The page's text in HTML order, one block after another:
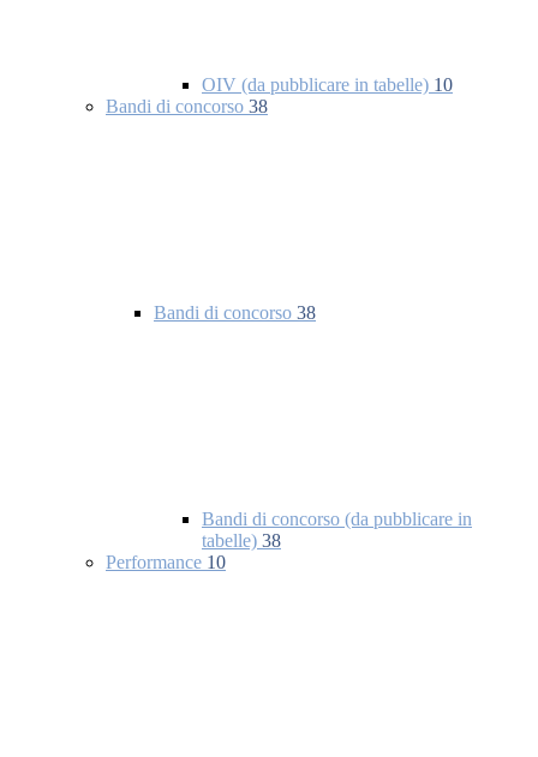
OIV (da pubblicare in tabelle) 10
Bandi di concorso 38
Bandi di concorso 38
Bandi di concorso (da pubblicare in
tabelle) 38
Performance 10